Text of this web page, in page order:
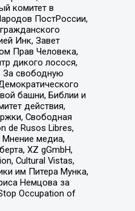
комитет в
ПостРоссии,
Инк, Завет
Прав Человека,
дикого лосося,
За свободную
башни, Библии и
действия,
Свободная
de Rusos Libres,
Мнение медиа,
XZ gGmbH,
Cultural Vistas,
им Питера Мунка,
Немцова за
Occupation of